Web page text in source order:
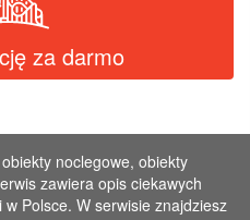
za darmo
noclegowe, obiekty
zawiera opis ciekawych
Polsce. W serwisie znajdziesz